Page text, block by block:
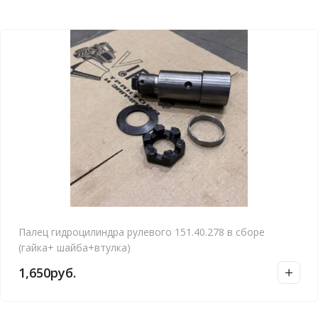
Палец гидроцилиндра рулевого 151.40.278 в сборе
(гайка+ шайба+втулка)
1,650руб.